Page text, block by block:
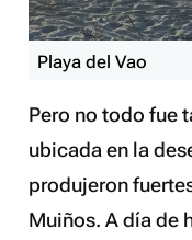
Playa del Vao
Pero no todo fue
ubicada en la
produjeron
Muiños. A día de